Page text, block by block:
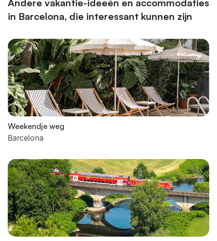
Andere vakantie-ideeën en accommodaties
in Barcelona, die interessant kunnen zijn
Weekendje weg
Barcelona